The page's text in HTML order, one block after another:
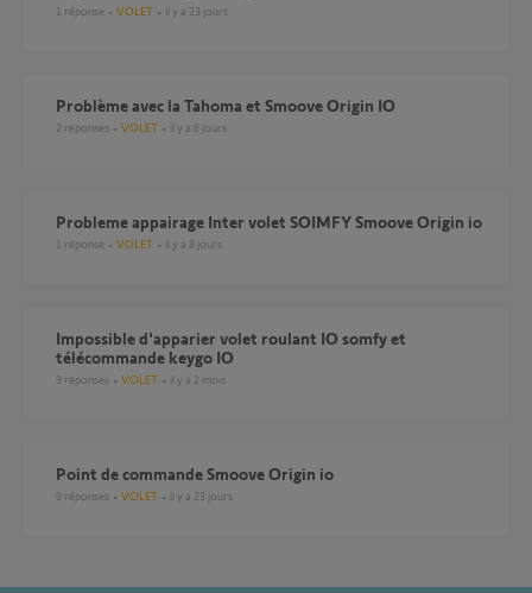
1 réponse VOLET il y a 23 jours
Problème avec la Tahoma et Smoove Origin IO
2 réponses VOLET il y a 6 jours
probleme appairage Inter volet SOIMFY Smoove Origin io
1 réponse VOLET il y a 8 jours
Impossible d'apparier volet roulant IO somfy et
télécommande keygo IO
9 réponses VOLET il y a 2 mois
Point de commande Smoove Origin io
0 réponses VOLET il y a 23 jours